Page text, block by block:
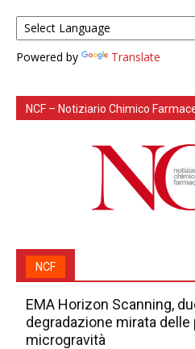
Powered by Translate
NCF – Notiziario Chimico
NCF
EMA Horizon Scanning,
degradazione mirata delle
microgravità